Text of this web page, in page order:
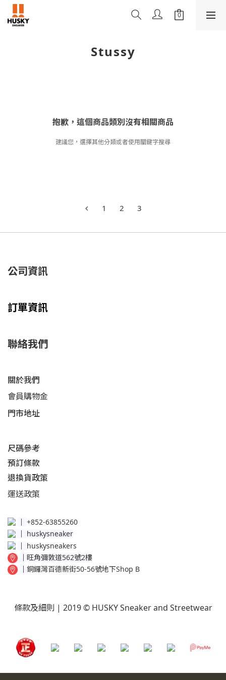
Stussy
抱歉，這個商品類別沒有相關商品
建議您，選擇其他分類或者使用關鍵字搜尋
1 2 3
公司資訊
訂單資訊
聯絡我們
關於我們
會員購物金
門市地址
尺碼參考
預訂條款
退換貨政策​
運送政策​
│ +852-63855260
huskysneaker
│ huskysneakers
│ 旺角彌敦道562號2樓
│ 銅鑼灣百德新街50-56號地下Shop B
條款及細則 | 2019 © HUSKY Sneaker and Streetwear